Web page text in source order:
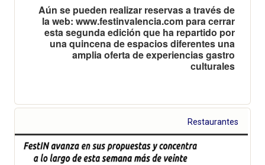
Aún se pueden realizar reservas a través de
la web: www.festinvalencia.com para cerrar
esta segunda edición que ha repartido por
una quincena de espacios diferentes una
amplia oferta de experiencias gastro
culturales
Restaurantes